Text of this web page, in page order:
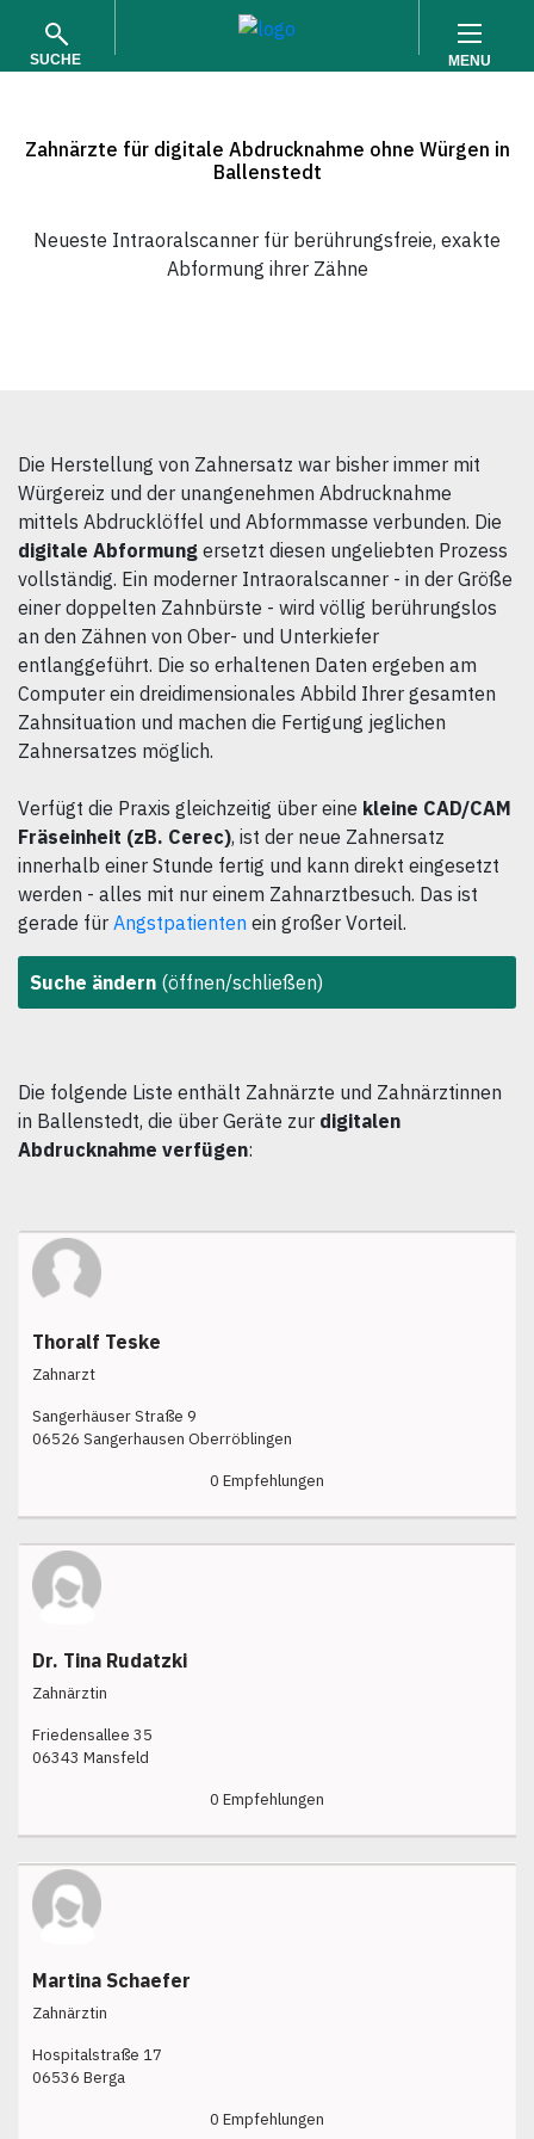
SUCHE MENU
Zahnärzte für digitale Abdrucknahme ohne Würgen in
Ballenstedt
Neueste Intraoralscanner für berührungsfreie, exakte
Abformung ihrer Zähne
Die Herstellung von Zahnersatz war bisher immer mit
Würgereiz und der unangenehmen Abdrucknahme
mittels Abdrucklöffel und Abformmasse verbunden. Die
digitale Abformung ersetzt diesen ungeliebten Prozess
vollständig. Ein moderner Intraoralscanner - in der Größe
einer doppelten Zahnbürste - wird völlig berührungslos
an den Zähnen von Ober- und Unterkiefer
entlanggeführt. Die so erhaltenen Daten ergeben am
Computer ein dreidimensionales Abbild Ihrer gesamten
Zahnsituation und machen die Fertigung jeglichen
Zahnersatzes möglich.
Verfügt die Praxis gleichzeitig über eine kleine CAD/CAM
Fräseinheit (zB. Cerec), ist der neue Zahnersatz
innerhalb einer Stunde fertig und kann direkt eingesetzt
werden - alles mit nur einem Zahnarztbesuch. Das ist
gerade für Angstpatienten ein großer Vorteil.
Suche ändern (öffnen/schließen)
Die folgende Liste enthält Zahnärzte und Zahnärztinnen
in Ballenstedt, die über Geräte zur digitalen
Abdrucknahme verfügen:
Thoralf Teske
Zahnarzt
Sangerhäuser Straße 9
06526 Sangerhausen Oberröblingen
0 Empfehlungen
Dr. Tina Rudatzki
Zahnärztin
Friedensallee 35
06343 Mansfeld
0 Empfehlungen
Martina Schaefer
Zahnärztin
Hospitalstraße 17
06536 Berga
0 Empfehlungen